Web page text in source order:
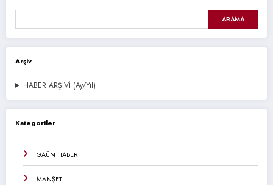
ARAMA
Arşiv
HABER ARŞİVİ (Ay/Yıl)
Kategoriler
GAÜN HABER
MANŞET